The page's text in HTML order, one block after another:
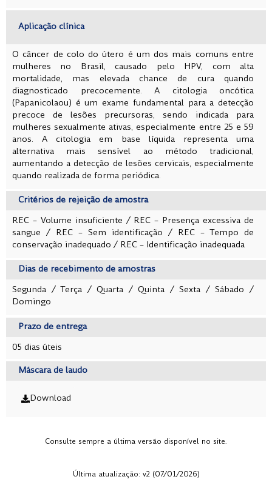
Aplicação clínica
O câncer de colo do útero é um dos mais comuns entre
mulheres no Brasil, causado pelo HPV, com alta
mortalidade, mas elevada chance de cura quando
diagnosticado precocemente. A citologia oncótica
(Papanicolaou) é um exame fundamental para a detecção
precoce de lesões precursoras, sendo indicada para
mulheres sexualmente ativas, especialmente entre 25 e 59
anos. A citologia em base líquida representa uma
alternativa mais sensível ao método tradicional,
aumentando a detecção de lesões cervicais, especialmente
quando realizada de forma periódica.
Critérios de rejeição de amostra
REC – Volume insuficiente /REC – Presença excessiva de
sangue /
REC – Sem identificação /
REC – Tempo de
conservação inadequado / REC – Identificação inadequada
Dias de recebimento de amostras
Segunda / Terça / Quarta / Quinta / Sexta / Sábado /
Domingo
Prazo de entrega
05 dias úteis
Máscara de laudo
Download
Consulte sempre a última versão disponível no site.
Última atualização: v2 (07/01/2026)